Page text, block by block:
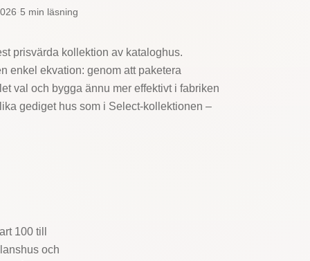
5 min läsning
prisvärda kollektion av kataloghus.
enkel ekvation: genom att paketera
val och bygga ännu mer effektivt i fabriken
gediget hus som i Select-kollektionen –
100 till
och